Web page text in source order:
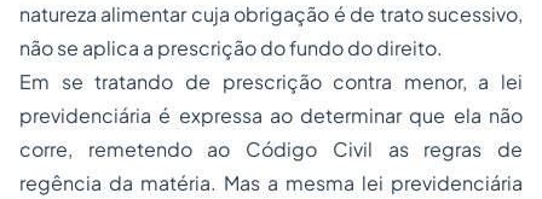
natureza alimentar cuja obrigação é de trato sucessivo,
não se aplica a prescrição do fundo do direito.
Em se tratando de prescrição contra menor, a lei
previdenciária é expressa ao determinar que ela não
corre, remetendo ao Código Civil as regras de
regência da matéria. Mas a mesma lei previdenciária